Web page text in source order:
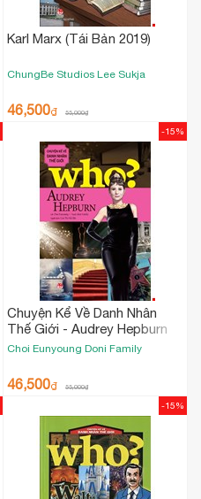
Karl Marx (Tái Bản 2019)
ChungBe Studios Lee Sukja
46,500₫ 55,000₫
Chuyện Kể Về Danh Nhân
Thế Giới - Audrey Hepburn
(Tái Bản 2019)
Choi Eunyoung Doni Family
46,500₫ 55,000₫
-15%
-15%